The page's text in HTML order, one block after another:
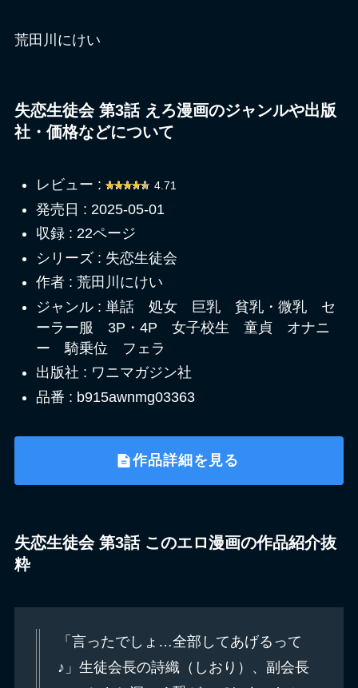
荒田川にけい
失恋生徒会 第3話 えろ漫画のジャンルや出版
社・価格などについて
レビュー : 4.71
発売日 : 2025-05-01
収録 : 22ページ
シリーズ : 失恋生徒会
作者 : 荒田川にけい
ジャンル : 単話 処女 巨乳 貧乳・微乳 セ
ーラー服 3P・4P 女子校生 童貞 オナニ
ー 騎乗位 フェラ
出版社 : ワニマガジン社
品番 : b915awnmg03363
作品詳細を見る
失恋生徒会 第3話 このエロ漫画の作品紹介抜
粋
「言ったでしょ…全部してあげるって
♪」生徒会長の詩織（しおり）、副会長